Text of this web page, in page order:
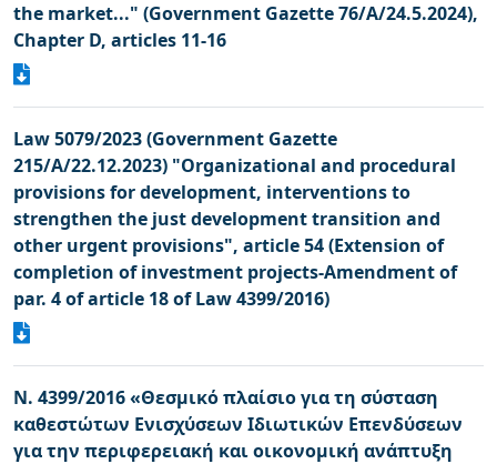
the market..." (Government Gazette 76/A/24.5.2024),
Chapter D, articles 11-16
Law 5079/2023 (Government Gazette
215/A/22.12.2023) "Organizational and procedural
provisions for development, interventions to
strengthen the just development transition and
other urgent provisions", article 54 (Extension of
completion of investment projects-Amendment of
par. 4 of article 18 of Law 4399/2016)
Ν. 4399/2016 «Θεσμικό πλαίσιο για τη σύσταση
καθεστώτων Ενισχύσεων Ιδιωτικών Επενδύσεων
για την περιφερειακή και οικονομική ανάπτυξη